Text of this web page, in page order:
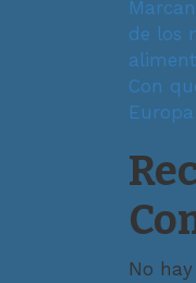
de los
Con
Europa
No